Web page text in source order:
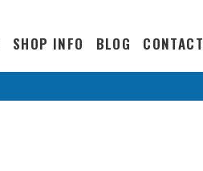
SHOP INFO BLOG CONTACT